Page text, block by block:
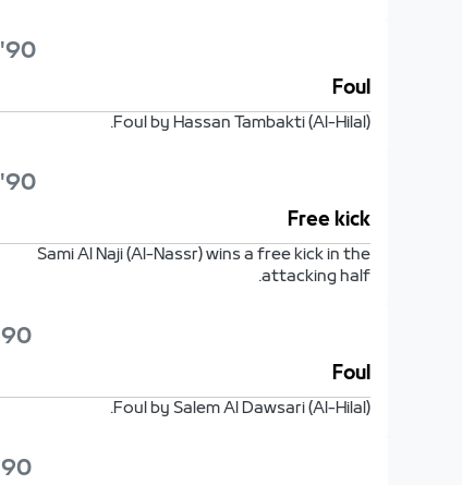
90'+3'
Foul
Foul by Hassan Tambakti (Al-Hilal).
90'+3'
Free kick
Sami Al Naji (Al-Nassr) wins a free kick in the
attacking half.
90'+1'
Foul
Foul by Salem Al Dawsari (Al-Hilal).
90'+1'